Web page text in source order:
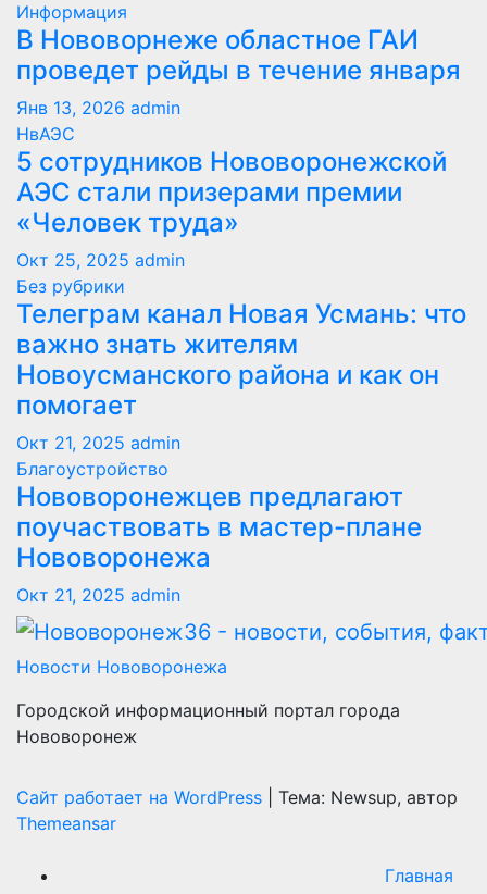
Информация
В Нововорнеже областное ГАИ
проведет рейды в течение января
Янв 13, 2026 admin
НвАЭС
5 сотрудников Нововоронежской
АЭС стали призерами премии
«Человек труда»
Окт 25, 2025 admin
Без рубрики
Телеграм канал Новая Усмань: что
важно знать жителям
Новоусманского района и как он
помогает
Окт 21, 2025 admin
Благоустройство
Нововоронежцев предлагают
поучаствовать в мастер-плане
Нововоронежа
Окт 21, 2025 admin
Новости Нововоронежа
Городской информационный портал города
Нововоронеж
Сайт работает на WordPress
Тема: Newsup, автор
Themeansar
Главная